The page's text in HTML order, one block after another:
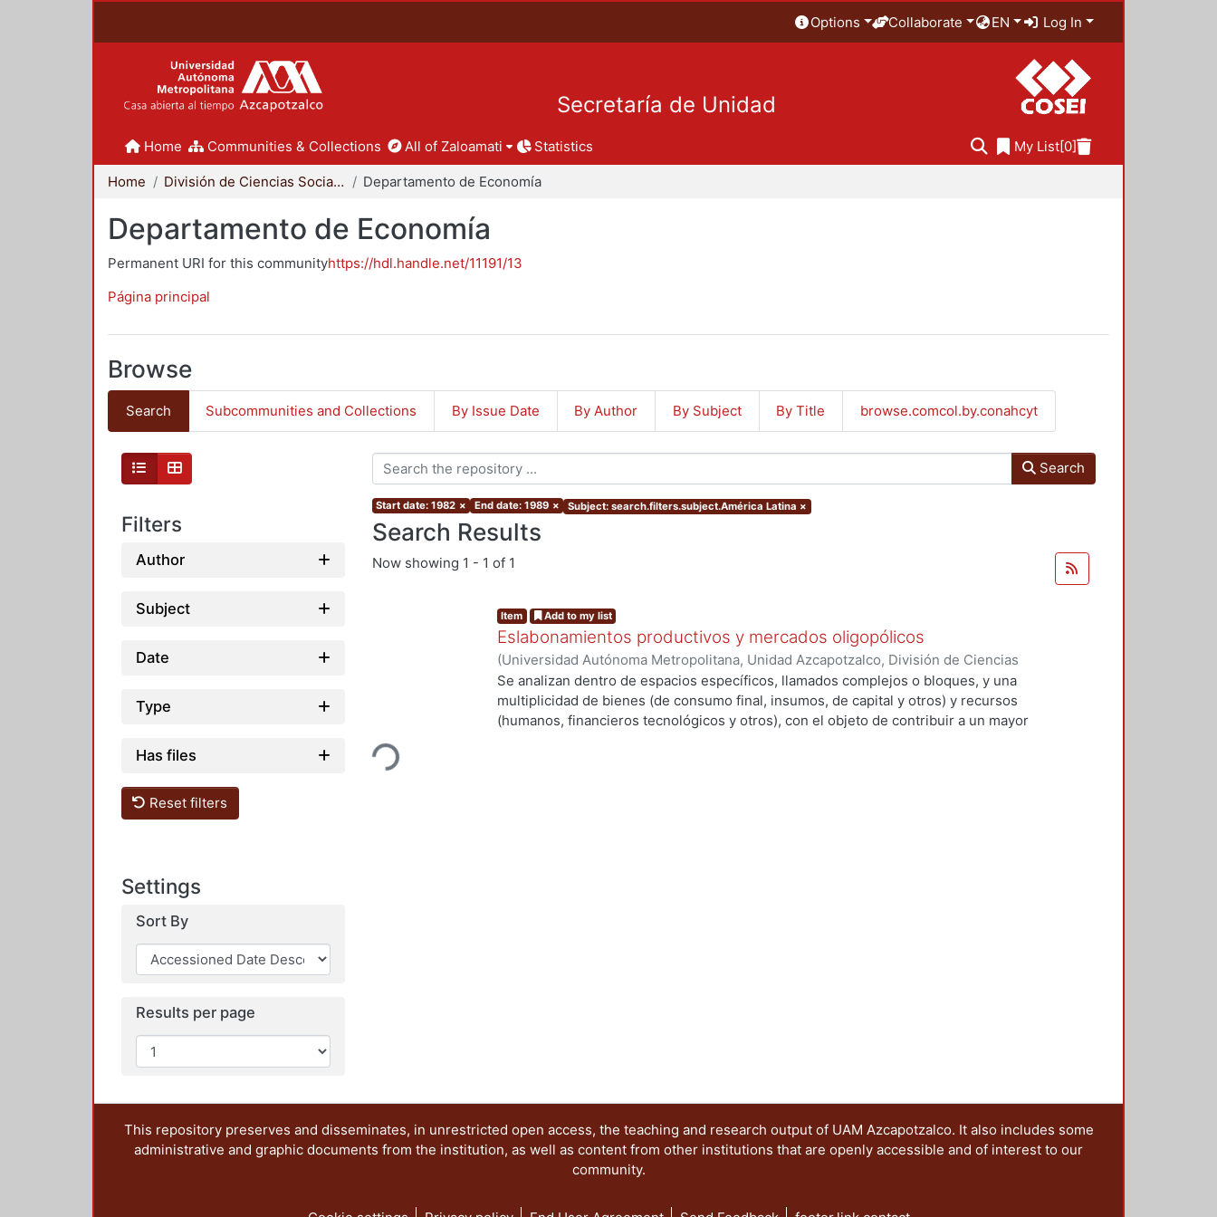
Options Collaborate EN Log In
Secretaría de Unidad
Home Communities & Collections All of Zaloamati Statistics My List[0]
Home División de Ciencias Sociales y Humanidades Departamento de Economía
Departamento de Economía
Permanent URI for this communityhttps://hdl.handle.net/11191/13
Página principal
Browse
Search Subcommunities and Collections By Issue Date By Author By Subject By Title browse.comcol.by.conahcyt
Filters
Author
Subject
Date
Type
Has files
Reset filters
Settings
Sort By
Results per page
Search
Start date: 1982 × End date: 1989 × Subject: search.filters.subject.América Latina ×
Search Results
Now showing 1 - 1 of 1
Loading...
Item Add to my list
Eslabonamientos productivos y mercados oligopólicos
(Universidad Autónoma Metropolitana, Unidad Azcapotzalco, División de Ciencias
Sociales y Humanidades, Departamento de Economía ,1985)Lifschitz, Edgardo,
coordinador; Zottele Allende, Anibal, coordinador
Se analizan dentro de espacios específicos, llamados complejos o bloques, y una
multiplicidad de bienes (de consumo final, insumos, de capital y otros) y recursos
(humanos, financieros tecnológicos y otros), con el objeto de contribuir a un mayor
This repository preserves and disseminates, in unrestricted open access, the teaching and research output of UAM Azcapotzalco. It also includes some
administrative and graphic documents from the institution, as well as content from other institutions that are openly accessible and of interest to our
community.